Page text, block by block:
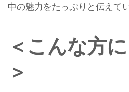
中の魅力をたっぷりと伝えて
＜こんな方
＞